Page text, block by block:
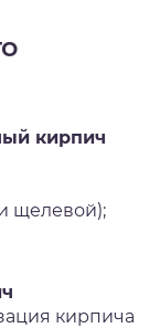
кирпич
щелевой);
кирпича